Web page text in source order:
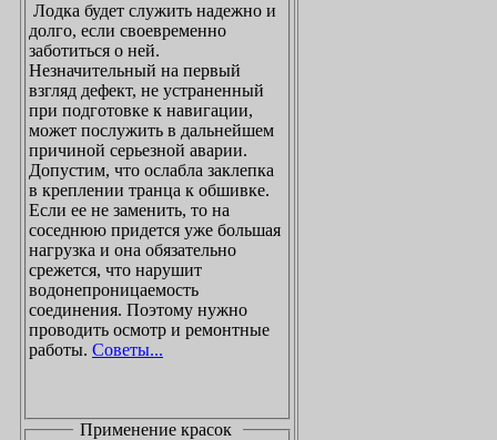
Лодка будет служить надежно и
долго, если своевременно
заботиться о ней.
Незначительный на первый
взгляд дефект, не устраненный
при подготовке к навигации,
может послужить в дальнейшем
причиной серьезной аварии.
Допустим, что ослабла заклепка
в креплении транца к обшивке.
Если ее не заменить, то на
соседнюю придется уже большая
нагрузка и она обязательно
срежется, что нарушит
водонепроницаемость
соединения. Поэтому нужно
проводить осмотр и ремонтные
работы. Советы...
Применение красок